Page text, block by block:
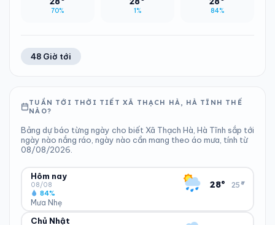
70% 1% 84%
48 Giờ tới
TUẦN TỚI THỜI TIẾT XÃ THẠCH HÀ, HÀ TĨNH THẾ
NÀO?
Bảng dự báo từng ngày cho biết Xã Thạch Hà, Hà Tĩnh sắp tới
ngày nào nắng ráo, ngày nào cần mang theo áo mưa, tính từ
08/08/2026.
Hôm nay
08/08
Mưa Nhẹ
84%
28° 25°
▾
ĐỘ ẨM
Chủ Nhật